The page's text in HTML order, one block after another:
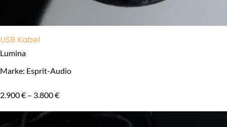
USB Kabel
Lumina
Marke: Esprit-Audio
2.900€ – 3.800€